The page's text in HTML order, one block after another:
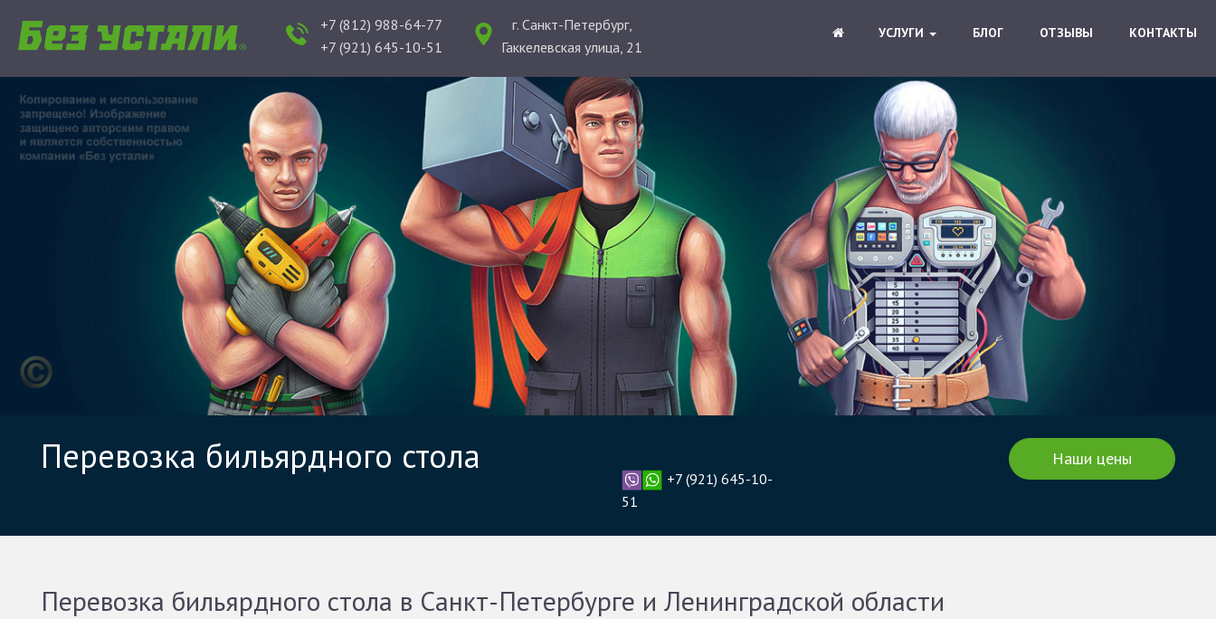
+7 (812) 988-64-77
+7 (921) 645-10-51
г. Санкт-Петербург,
Гаккелевская улица, 21
УСЛУГИ БЛОГ ОТЗЫВЫ КОНТАКТЫ
Перевозка бильярдного стола
+7 (921) 645-10-
51
Наши цены
Перевозка бильярдного стола в Санкт-Петербурге и Ленинградской области